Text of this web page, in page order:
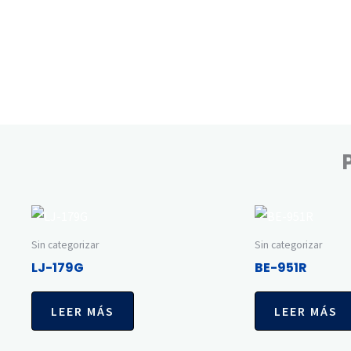
Sin categorizar
LJ-179G
LEER MÁS
Sin categorizar
BE-951R
LEER MÁS